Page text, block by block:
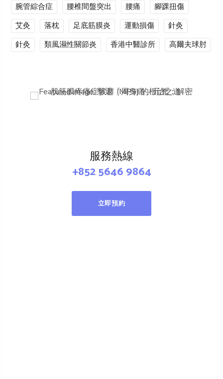
腕管綜合症
腰椎間盤突出 腰痛
腳踝扭傷
艾灸
落枕 足底筋膜炎 運動損傷
針灸
針灸
類風濕性關節炎 香港中醫診所 高爾夫球肘
服務熱線
+852 5646 9864
立即預約